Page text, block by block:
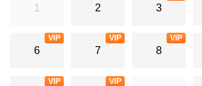
1 2 3
6
VIP
7
VIP
8
VIP
VIP VIP